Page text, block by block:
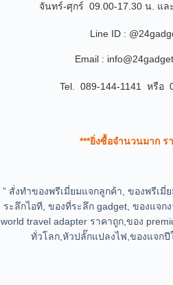
จันทร์-ศุกร์ 09.00-17.30 น. แล
Line ID :
Email :
Tel. 089-144-1141 หรือ
***ยิ่งซื้อจำนวนมาก ร
” สั่งทำของพรีเมี่ยมแจกลูกค้า, ของพรีเมี่
ระลึกไอที, ของที่ระลึก gadget, ของแจ
world travel adapter ราคาถูก,ของ
ทั่วโลก,หัวปลั๊กแปลงไฟ,ของแจกปี